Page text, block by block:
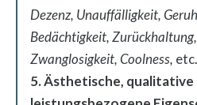
Dezenz, Unauffälligkeit,
Bedächtigkeit,
Zwanglosigkeit, Coolness, etc.
5. Ästhetische, qualitative